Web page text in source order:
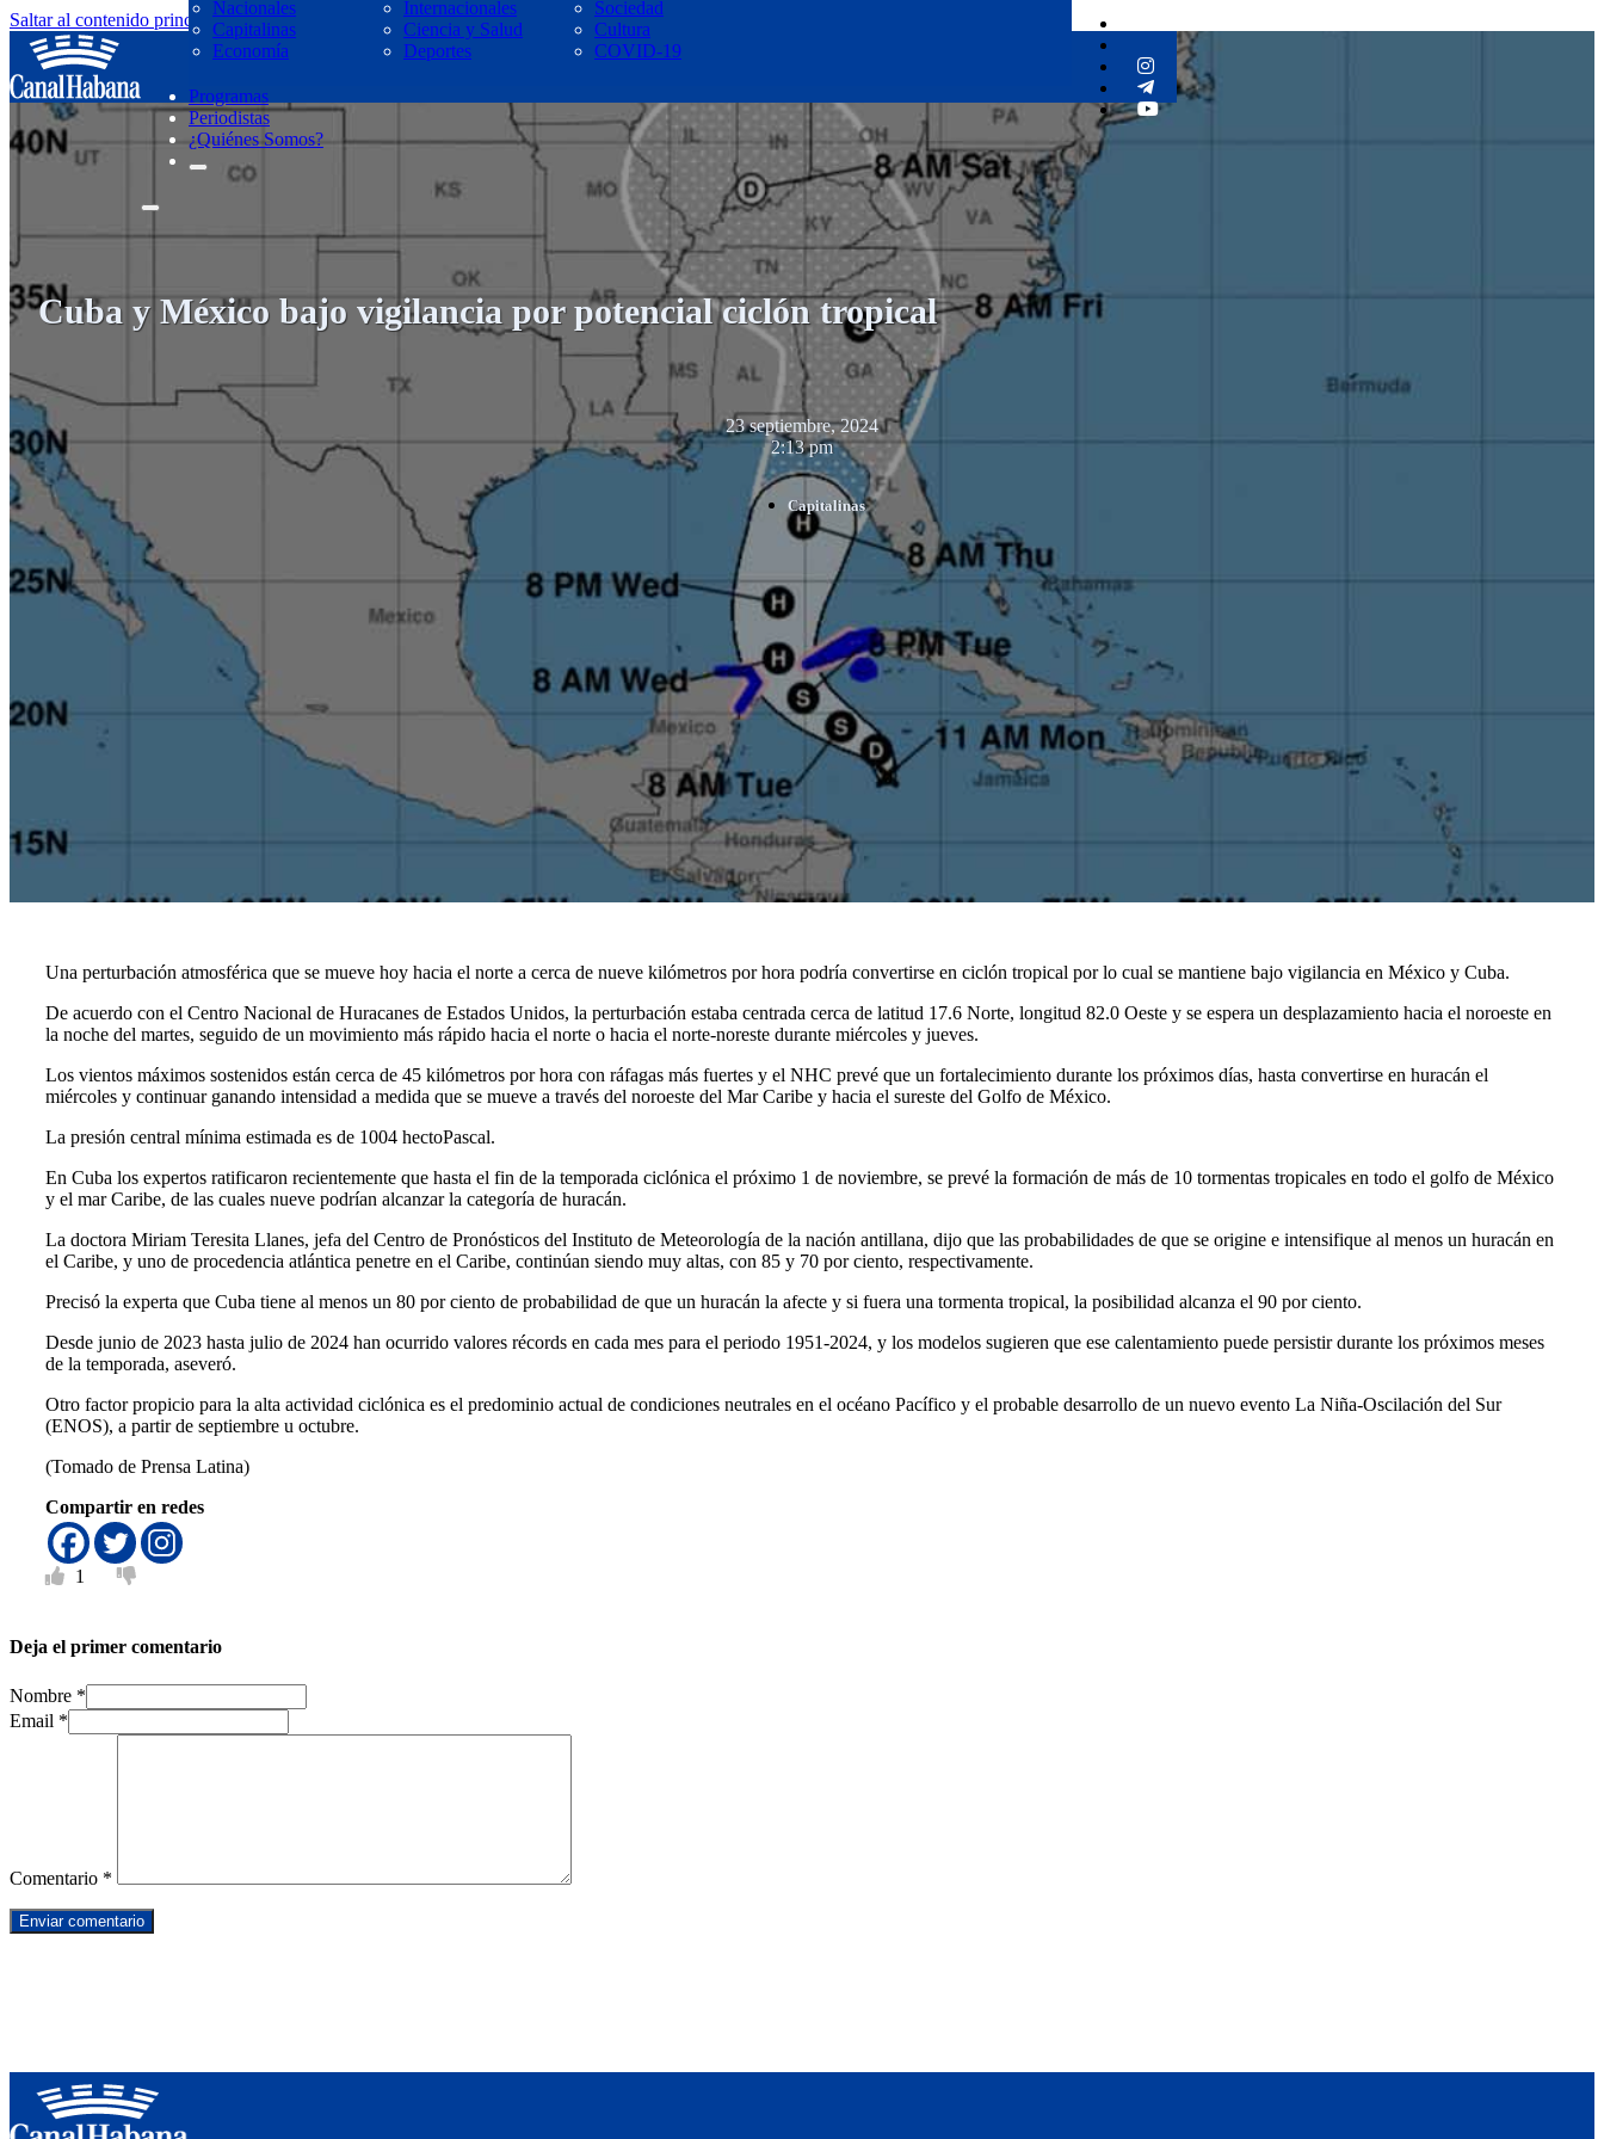
Saltar al contenido principal Saltar al pie de página
Nacionales Internacionales
Sociedad
Capitalinas
Ciencia y Salud
Cultura
Economía
Deportes COVID-19
Programas
Periodistas
¿Quiénes Somos?
regresar
Cuba y México bajo vigilancia por potencial ciclón tropical
23 septiembre, 2024
2:13 pm
Capitalinas
Una perturbación atmosférica que se mueve hoy hacia el norte a cerca de nueve kilómetros por hora podría convertirse en ciclón tropical por lo cual se mantiene bajo vigilancia en México y Cuba.
De acuerdo con el Centro Nacional de Huracanes de Estados Unidos, la perturbación estaba centrada cerca de latitud 17.6 Norte, longitud 82.0 Oeste y se espera un desplazamiento hacia el noroeste en
la noche del martes, seguido de un movimiento más rápido hacia el norte o hacia el norte-noreste durante miércoles y jueves.
Los vientos máximos sostenidos están cerca de 45 kilómetros por hora con ráfagas más fuertes y el NHC prevé que un fortalecimiento durante los próximos días, hasta convertirse en huracán el
miércoles y continuar ganando intensidad a medida que se mueve a través del noroeste del Mar Caribe y hacia el sureste del Golfo de México.
La presión central mínima estimada es de 1004 hectoPascal.
En Cuba los expertos ratificaron recientemente que hasta el fin de la temporada ciclónica el próximo 1 de noviembre, se prevé la formación de más de 10 tormentas tropicales en todo el golfo de México
y el mar Caribe, de las cuales nueve podrían alcanzar la categoría de huracán.
La doctora Miriam Teresita Llanes, jefa del Centro de Pronósticos del Instituto de Meteorología de la nación antillana, dijo que las probabilidades de que se origine e intensifique al menos un huracán en
el Caribe, y uno de procedencia atlántica penetre en el Caribe, continúan siendo muy altas, con 85 y 70 por ciento, respectivamente.
Precisó la experta que Cuba tiene al menos un 80 por ciento de probabilidad de que un huracán la afecte y si fuera una tormenta tropical, la posibilidad alcanza el 90 por ciento.
Desde junio de 2023 hasta julio de 2024 han ocurrido valores récords en cada mes para el periodo 1951-2024, y los modelos sugieren que ese calentamiento puede persistir durante los próximos meses
de la temporada, aseveró.
Otro factor propicio para la alta actividad ciclónica es el predominio actual de condiciones neutrales en el océano Pacífico y el probable desarrollo de un nuevo evento La Niña-Oscilación del Sur
(ENOS), a partir de septiembre u octubre.
(Tomado de Prensa Latina)
Compartir en redes
1
Deja el primer comentario
Nombre *
Email *
Comentario *